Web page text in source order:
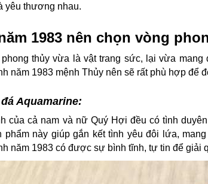
yêu thương nhau.
1983 nên chọn vòng
thủy vừa là vật trang sức, lại vừa
năm 1983 mệnh Thủy nên sẽ rất phù hợp để
Aquamarine:
của cả nam và nữ Quý Hợi đều có tình
phẩm này giúp gắn kết tình yêu đôi lứa,
năm 1983 có được sự bình tĩnh, tự tin để giải